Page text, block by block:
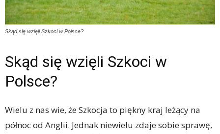
Skąd się wzięli Szkoci w Polsce?
Skąd się wzięli Szkoci w
Polsce?
Wielu z nas wie, że Szkocja to piękny kraj leżący na
północ od Anglii. Jednak niewielu zdaje sobie sprawę,